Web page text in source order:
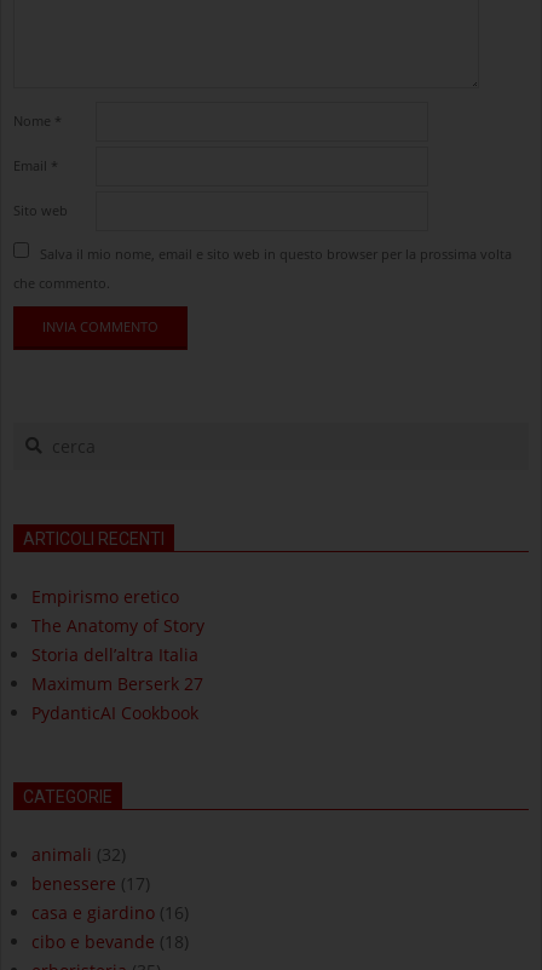
Nome *
Email *
Sito web
Salva il mio nome, email e sito web in questo browser per la prossima volta
che commento.
cerca
ARTICOLI RECENTI
Empirismo eretico
The Anatomy of Story
Storia dell’altra Italia
Maximum Berserk 27
PydanticAI Cookbook
CATEGORIE
animali (32)
benessere (17)
casa e giardino (16)
cibo e bevande (18)